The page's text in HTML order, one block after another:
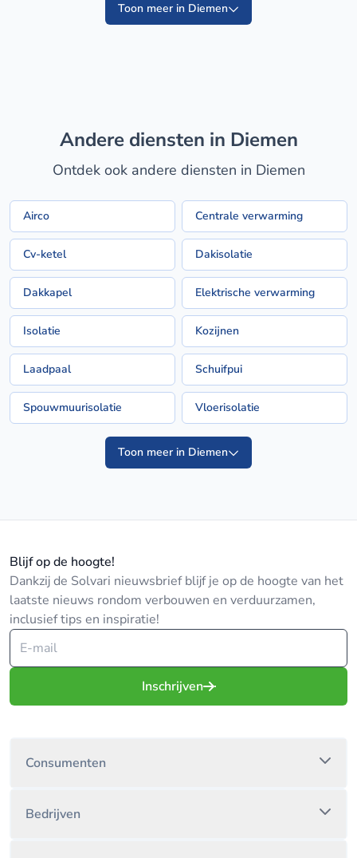
Toon meer in Diemen
Andere diensten in Diemen
Ontdek ook andere diensten in Diemen
Airco Centrale verwarming
Cv-ketel Dakisolatie
Dakkapel Elektrische verwarming
Isolatie Kozijnen
Laadpaal Schuifpui
Spouwmuurisolatie Vloerisolatie
Toon meer in Diemen
Blijf op de hoogte!
Dankzij de Solvari nieuwsbrief blijf je op de hoogte van het
laatste nieuws rondom verbouwen en verduurzamen,
inclusief tips en inspiratie!
Inschrijven
Consumenten
Bedrijven